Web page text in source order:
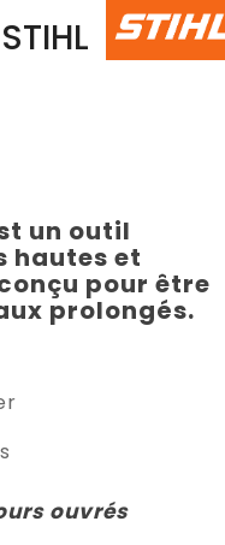
un outil
hautes et
pour être
prolongés.
ouvrés